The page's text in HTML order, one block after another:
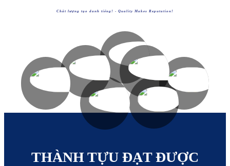
Chất lượng tạo danh tiếng! - Quality Makes Reputation!
HOABINHEVENTS
https://hoabinhevents.com
HOABINHTOURIST
https://hoabinhtourist.com
HOABINHGROUP
https://hoabinh-group.com
HOABINHAIRLINES
https://hoabinhairlines.vnHOABINHBUS
HOABINHBOOKINGAVVIETNAM
THÀNH TỰU ĐẠT ĐƯỢC